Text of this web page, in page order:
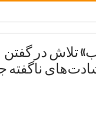
تلاش در گفتن
ناگفته